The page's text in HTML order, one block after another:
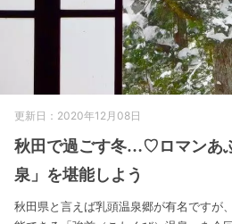
更新日：2020年12月08日
秋田で過ごす冬…♡ロマンあ
泉」を堪能しよう
秋田県と言えば乳頭温泉郷が有名ですが